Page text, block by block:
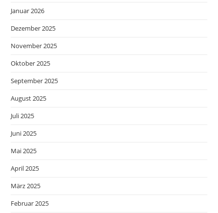
Januar 2026
Dezember 2025
November 2025
Oktober 2025
September 2025
August 2025
Juli 2025
Juni 2025
Mai 2025
April 2025
März 2025
Februar 2025